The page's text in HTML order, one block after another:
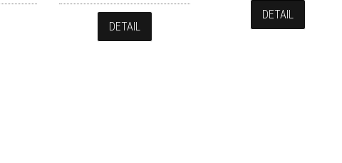
DETAIL
DETAIL